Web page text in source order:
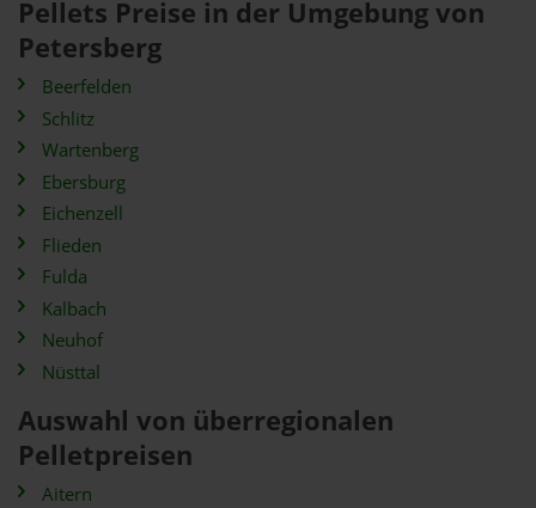
Pellets Preise in der Umgebung von
Petersberg
Beerfelden
Schlitz
Wartenberg
Ebersburg
Eichenzell
Flieden
Fulda
Kalbach
Neuhof
Nüsttal
Auswahl von überregionalen
Pelletpreisen
Aitern